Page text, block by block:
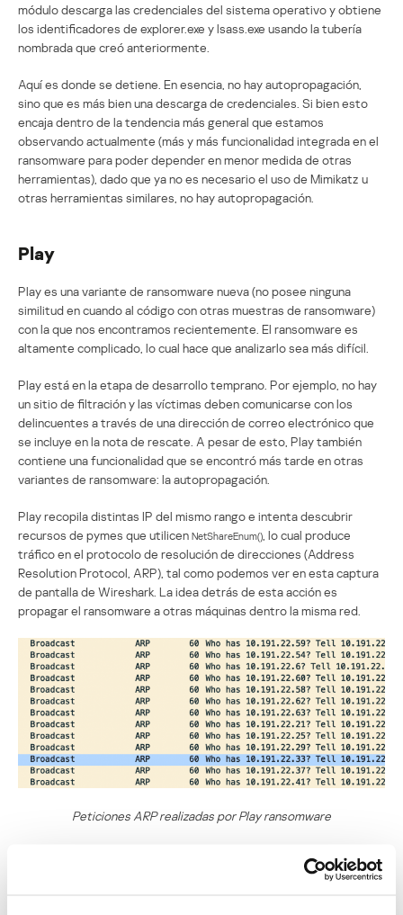
módulo descarga las credenciales del sistema operativo y obtiene
los identificadores de explorer.exe y lsass.exe usando la tubería
nombrada que creó anteriormente.
Aquí es donde se detiene. En esencia, no hay autopropagación,
sino que es más bien una descarga de credenciales. Si bien esto
encaja dentro de la tendencia más general que estamos
observando actualmente (más y más funcionalidad integrada en el
ransomware para poder depender en menor medida de otras
herramientas), dado que ya no es necesario el uso de Mimikatz u
otras herramientas similares, no hay autopropagación.
Play
Play es una variante de ransomware nueva (no posee ninguna
similitud en cuando al código con otras muestras de ransomware)
con la que nos encontramos recientemente. El ransomware es
altamente complicado, lo cual hace que analizarlo sea más difícil.
Play está en la etapa de desarrollo temprano. Por ejemplo, no hay
un sitio de filtración y las víctimas deben comunicarse con los
delincuentes a través de una dirección de correo electrónico que
se incluye en la nota de rescate. A pesar de esto, Play también
contiene una funcionalidad que se encontró más tarde en otras
variantes de ransomware: la autopropagación.
Play recopila distintas IP del mismo rango e intenta descubrir
recursos de pymes que utilicen NetShareEnum() , lo cual produce
tráfico en el protocolo de resolución de direcciones (Address
Resolution Protocol, ARP), tal como podemos ver en esta captura
de pantalla de Wireshark. La idea detrás de esta acción es
propagar el ransomware a otras máquinas dentro la misma red.
Peticiones ARP realizadas por Play ransomware
establece una conexión e intenta prepararla para propagar y